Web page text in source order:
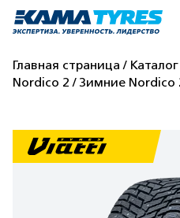
Главная страница Каталог
Nordico 2
Зимние Nordico